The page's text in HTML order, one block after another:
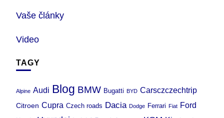
Vaše články
Video
TAGY
Alpine Audi Blog BMW Bugatti BYD Carsczczechtrip
Citroen Cupra Czech roads Dacia Dodge Ferrari Fiat Ford